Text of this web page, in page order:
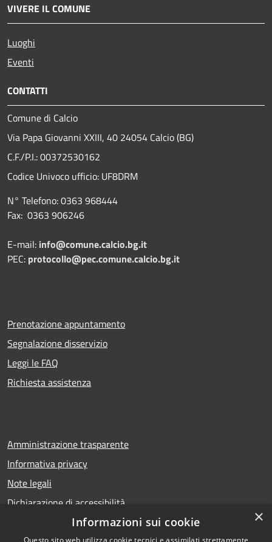
VIVERE IL COMUNE
Luoghi
Eventi
CONTATTI
Comune di Calcio
Via Papa Giovanni XXIII, 40 24054 Calcio (BG)
C.F./P.I.: 00372530162
Codice Univoco ufficio: UF8DRM
N° Telefono: 0363 968444
Fax: 0363 906246
E-mail: info@comune.calcio.bg.it
PEC: protocollo@pec.comune.calcio.bg.it
Prenotazione appuntamento
Segnalazione disservizio
Leggi le FAQ
Richiesta assistenza
Amministrazione trasparente
Informativa privacy
Note legali
Dichiarazione di accessibilità
×
Informazioni sui cookie
Questo sito web utilizza cookie tecnici e assimilati strettamente